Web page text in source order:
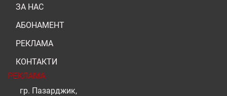
ЗА НАС
АБОНАМЕНТ
РЕКЛАМА
КОНТАКТИ
РЕКЛАМА
гр. Пазарджик,